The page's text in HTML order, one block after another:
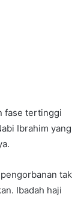
fase tertinggi
Ibrahim yang
tak
Ibadah haji